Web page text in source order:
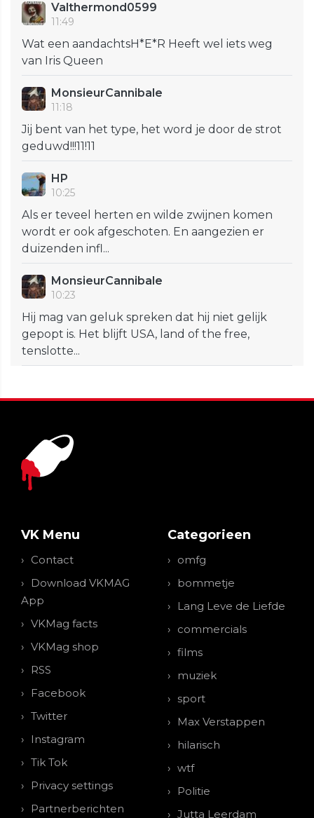
Valthermond0599
11:49
Wat een aandachtsH*E*R Heeft wel iets weg
van Iris Queen
MonsieurCannibale
11:18
Jij bent van het type, het word je door de strot
geduwd!!!11!11
HP
10:25
Als er teveel herten en wilde zwijnen komen
wordt er ook afgeschoten. En aangezien er
duizenden infl...
MonsieurCannibale
10:23
Hij mag van geluk spreken dat hij niet gelijk
gepopt is. Het blijft USA, land of the free,
tenslotte...
VK Menu
Contact
Download VKMAG
App
VKMag facts
VKMag shop
RSS
Facebook
Twitter
Instagram
Tik Tok
Privacy settings
Partnerberichten
Categorieen
omfg
bommetje
Lang Leve de Liefde
commercials
films
muziek
sport
Max Verstappen
hilarisch
wtf
Politie
Jutta Leerdam